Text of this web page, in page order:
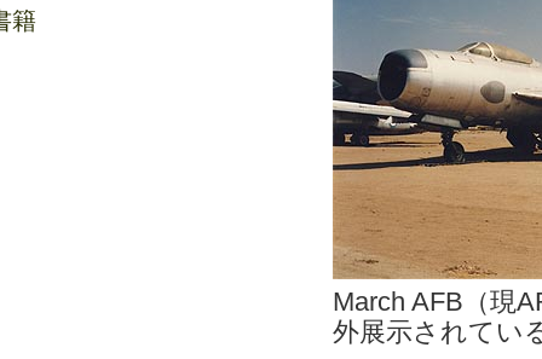
March AFB（現
外展示されてい
籍